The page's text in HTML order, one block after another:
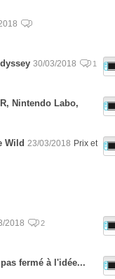
30/03/2018 1
Nintendo Labo,
Wild 23/03/2018 Prix et
2018 2
fermé à l'idée...